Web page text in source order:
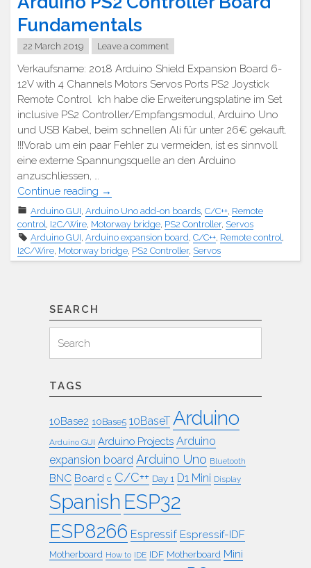
Fundamentals
22 March 2019 Leave a comment
Verkaufsname: 2018 Arduino Shield Expansion Board 6-
12V with 4 Channels Motors Servos Ports PS2 Joystick
Remote Control Ich habe die Erweiterungsplatine im Set
inclusive PS2 Controller/Empfangsmodul, Arduino Uno
und USB Kabel, beim schnellen Ali für unter 26€ gekauft.
!!!Vorab um ein paar Fehler zu vermeiden, ist es sinnvoll
eine externe Spannungsquelle an den Arduino
anzuschliessen, …
Continue reading "Arduino
PS2
Controller
Platine
Grundlagen"
→
Arduino GUI, Arduino Uno add-on boards, C/C++, Remote
control, I2C/Wire, Motorway bridge, PS2 Controller, Servos
Arduino GUI, Arduino expansion board, C/C++, Remote control,
I2C/Wire, Motorway bridge, PS2 Controller, Servos
SEARCH
for:
Search
TAGS
10Base2 10Base5 10BaseT Arduino
Arduino GUI Arduino Projects Arduino
expansion board Arduino Uno Bluetooth
BNC Board c C/C++ Day 1 D1 Mini Display
Spanish ESP32
ESP8266 Espressif Espressif-IDF
Motherboard How to IDE IDF Motherboard Mini